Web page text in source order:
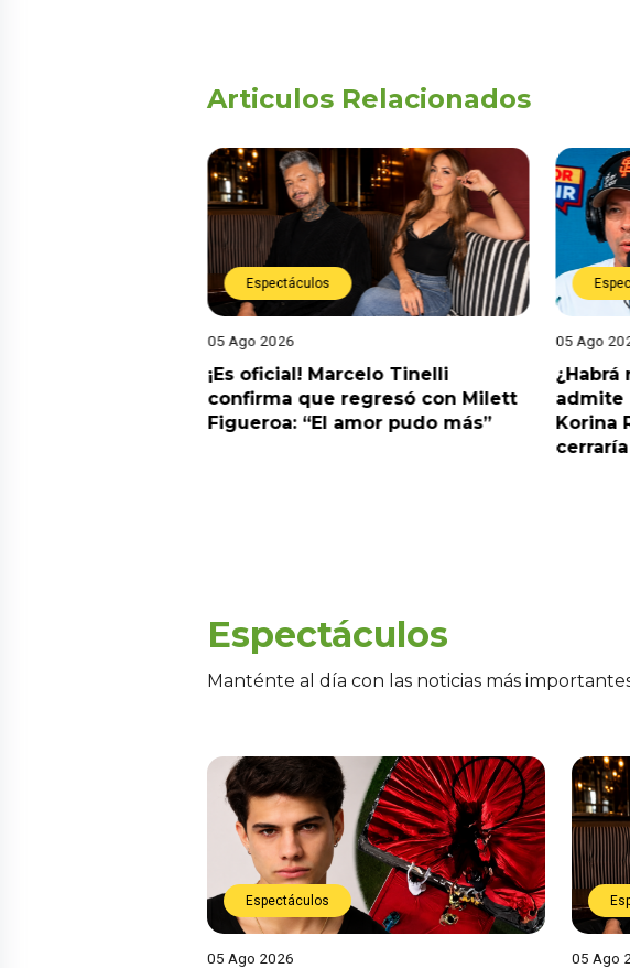
Articulos Relacionados
Espectáculos
05 Ago 2026
¡Es oficial! Marcelo Tinelli
confirma que regresó con Milett
Figueroa: “El amor pudo más”
05 Ago
¿Habrá
admite
Korina
Espectáculos
Manténte al día con las noticias más
Espectáculos
05 Ago 2026 05 Ago